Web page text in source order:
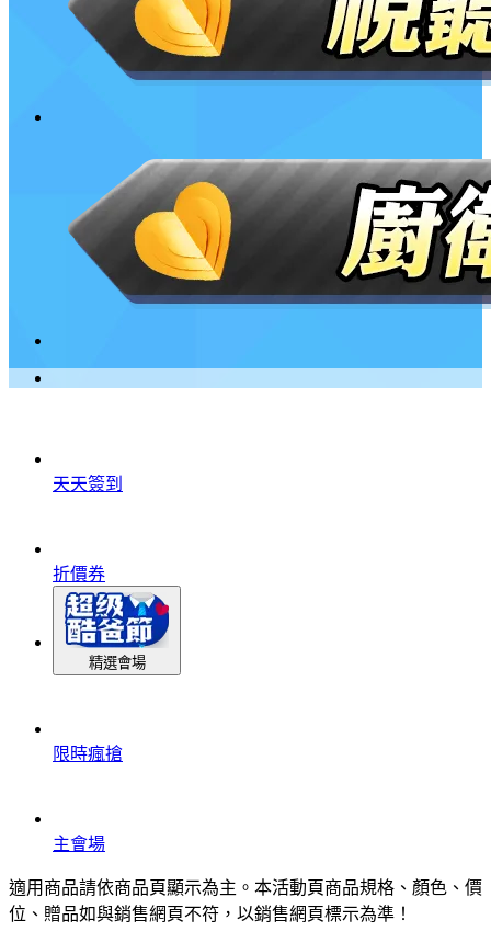
天天簽到
折價券
精選會場
限時瘋搶
主會場
適用商品請依商品頁顯示為主。本活動頁商品規格、顏色、價
位、贈品如與銷售網頁不符，以銷售網頁標示為準！